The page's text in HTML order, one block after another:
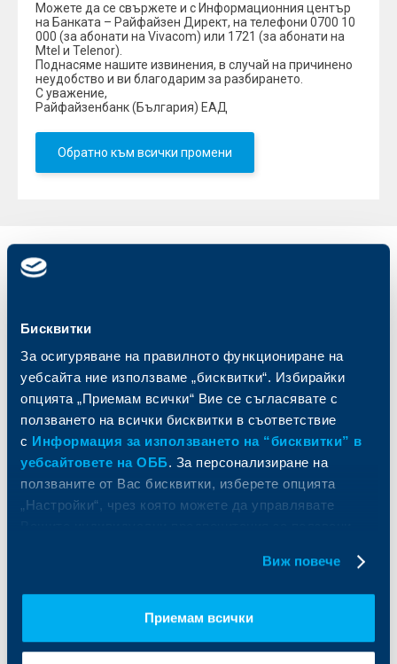
Бисквитки
За осигуряване на правилното функциониране на
уебсайта ние използваме „бисквитки“. Избирайки
опцията „Приемам всички“ Вие се съгласявате с
ползването на всички бисквитки в съответствие
с Информация за използването на “бисквитки” в
уебсайтовете на ОББ. За персонализиране на
ползваните от Вас бисквитки, изберете опцията
„Настройки“, чрез която можете да управлявате
Виж повече
Приемам всички
Можете да се свържете и с Информационния център
на Банката – Райфайзен Директ, на телефони 0700 10
000 (за абонати на Vivacom) или 1721 (за абонати на
Mtel и Telenor).
Поднасяме нашите извинения, в случай на причинено
неудобство и ви благодарим за разбирането.
С уважение,
Райфайзенбанк (България) ЕАД
Обратно към всички промени
Индивидуални
клиенти
Карти
Кредити
Спестявания и инвестиции
Частно банкиране
Застраховки
Актуализация на клиентски данни
Търговско финансиране
ПОС терминали
Пазари, инвестиционно банкиране
и попечителски услуги
Факторинг
Кредити за собственици на фирми
Финансови институции и суверени
Европейско финансиране
ОББ Асет мениджмънт
ОББ Застрахователен брокер